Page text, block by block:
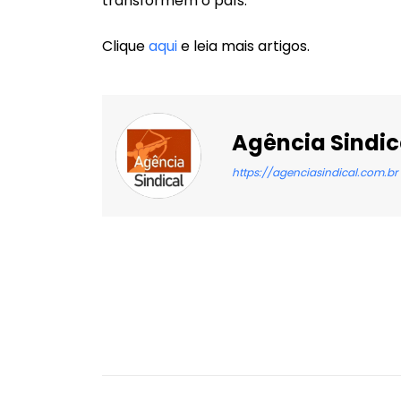
Cliqueaquie leia mais artigos.
Agência
https://agenciasindical.com.br